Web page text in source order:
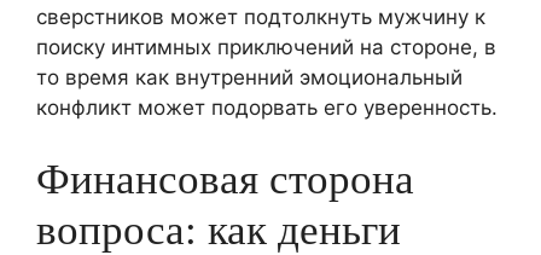
сверстников может подтолкнуть мужчину к
поиску интимных приключений на стороне, в
то время как внутренний эмоциональный
конфликт может подорвать его уверенность.
Финансовая сторона
вопроса: как деньги